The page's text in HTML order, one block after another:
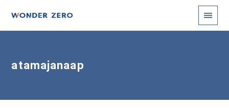
atamajanaap